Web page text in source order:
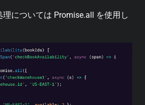
については Promise.all を使用し